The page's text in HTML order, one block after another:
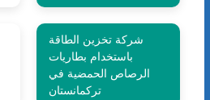
شركة تخزين الطاقة
باستخدام بطاريات
الرصاص الحمضية في
تركمانستان